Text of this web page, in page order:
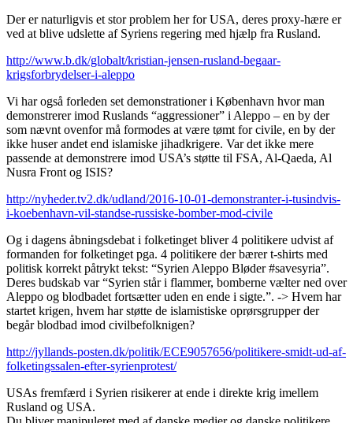
Der er naturligvis et stor problem her for USA, deres proxy-hære er
ved at blive udslette af Syriens regering med hjælp fra Rusland.
http://www.b.dk/globalt/kristian-jensen-rusland-begaar-
krigsforbrydelser-i-aleppo
Vi har også forleden set demonstrationer i København hvor man
demonstrerer imod Ruslands “aggressioner” i Aleppo – en by der
som nævnt ovenfor må formodes at være tømt for civile, en by der
ikke huser andet end islamiske jihadkrigere. Var det ikke mere
passende at demonstrere imod USA’s støtte til FSA, Al-Qaeda, Al
Nusra Front og ISIS?
http://nyheder.tv2.dk/udland/2016-10-01-demonstranter-i-tusindvis-
i-koebenhavn-vil-standse-russiske-bomber-mod-civile
Og i dagens åbningsdebat i folketinget bliver 4 politikere udvist af
formanden for folketinget pga. 4 politikere der bærer t-shirts med
politisk korrekt påtrykt tekst: “Syrien Aleppo Bløder #savesyria”.
Deres budskab var “Syrien står i flammer, bomberne vælter ned over
Aleppo og blodbadet fortsætter uden en ende i sigte.”. -> Hvem har
startet krigen, hvem har støtte de islamistiske oprørsgrupper der
begår blodbad imod civilbefolknigen?
http://jyllands-posten.dk/politik/ECE9057656/politikere-smidt-ud-af-
folketingssalen-efter-syrienprotest/
USAs fremfærd i Syrien risikerer at ende i direkte krig imellem
Rusland og USA.